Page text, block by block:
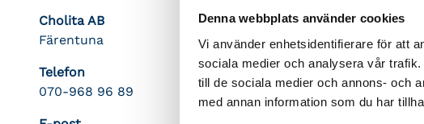
Denna webbplats använder cookies
Vi använder enhetsidentifierare för att
sociala medier och analysera vår
till de sociala medier och annons- och
med annan information som du har
Cholita AB
Färentuna
Telefon
070-968 96 89